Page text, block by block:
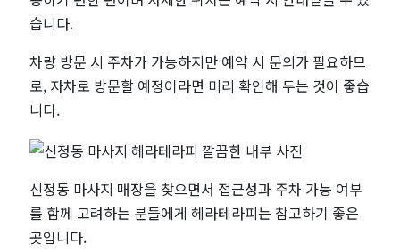
테
라
피
습니다.
차량 방문 시 주차가 가능하지만 예약 시 문의가 필요하므
로, 자차로 방문할 예정이라면 미리 확인해 두는 것이 좋습
니다.
신정동 마사지 매장을 찾으면서 접근성과 주차 가능 여부
를 함께 고려하는 분들에게 헤라테라피는 참고하기 좋은
곳입니다.